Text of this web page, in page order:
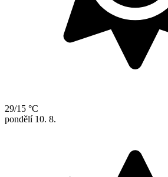
29/15 °C
pondělí 10. 8.